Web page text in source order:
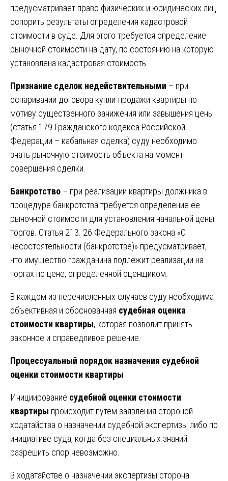
предусматривает право физических и юридических лиц
оспорить результаты определения кадастровой
стоимости в суде. Для этого требуется определение
рыночной стоимости на дату, по состоянию на которую
установлена кадастровая стоимость.
Признание сделок недействительными – при
оспаривании договора купли-продажи квартиры по
мотиву существенного занижения или завышения цены
(статья 179 Гражданского кодекса Российской
Федерации – кабальная сделка) суду необходимо
знать рыночную стоимость объекта на момент
совершения сделки.
Банкротство – при реализации квартиры должника в
процедуре банкротства требуется определение ее
рыночной стоимости для установления начальной цены
торгов. Статья 213. 26 Федерального закона «О
несостоятельности (банкротстве)» предусматривает,
что имущество гражданина подлежит реализации на
торгах по цене, определенной оценщиком.
В каждом из перечисленных случаев суду необходима
объективная и обоснованная судебная оценка
стоимости квартиры, которая позволит принять
законное и справедливое решение.
Процессуальный порядок назначения судебной
оценки стоимости квартиры
Инициирование судебной оценки стоимости
квартиры происходит путем заявления стороной
ходатайства о назначении судебной экспертизы либо по
инициативе суда, когда без специальных знаний
разрешить спор невозможно.
В ходатайстве о назначении экспертизы сторона